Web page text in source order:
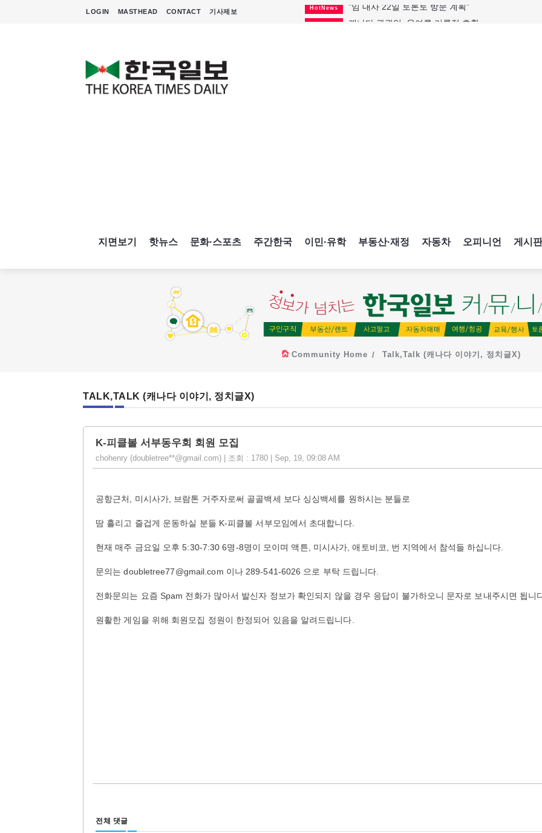
LOGIN MASTHEAD CONTACT 기사제보 HotNews 캐나다 관광업, 올여름 기록적 호황
지면보기 핫뉴스 문화·스포츠 주간한국 이민·유학 부동산·재정 자동차 오피니언 게시판
Community Home Talk,Talk (캐나다 이야기, 정치글X)
TALK,TALK (캐나다 이야기, 정치글X)
K-피클볼 서부동우회 회원 모집
chohenry (doubletree**@gmail.com) | 조회 : 1780 | Sep, 19, 09:08 AM
공항근처, 미시사가, 브람톤 거주자로써 골골백세 보다 싱싱백세를 원하시는 분들로
땀 흘리고 즐겁게 운동하실 분들 K-피클볼 서부모임에서 초대합니다.
현재 매주 금요일 오후 5:30-7:30 6명-8명이 모이며 액튼, 미시사가, 애토비코, 번 지역에서 참석들 하십니다.
문의는 doubletree77@gmail.com 이나 289-541-6026 으로 부탁 드립니다.
전화문의는 요즘 Spam 전화가 많아서 발신자 정보가 확인되지 않을 경우 응답이 불가하오니 문자로 보내주시면 됩니
원활한 게임을 위해 회원모집 정원이 한정되어 있음을 알려드립니다.
전체 댓글